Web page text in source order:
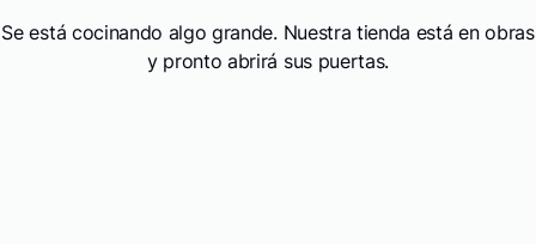
Se está cocinando algo grande. Nuestra tienda está en obras
y pronto abrirá sus puertas.